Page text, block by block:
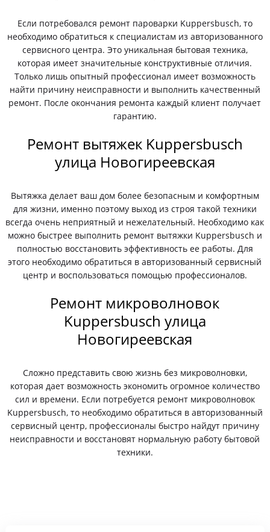
Если потребовался ремонт пароварки Kuppersbusch, то
необходимо обратиться к специалистам из авторизованного
сервисного центра. Это уникальная бытовая техника,
которая имеет значительные конструктивные отличия.
Только лишь опытный профессионал имеет возможность
найти причину неисправности и выполнить качественный
ремонт. После окончания ремонта каждый клиент получает
гарантию.
Ремонт вытяжек Kuppersbusch
улица Новогиреевская
Вытяжка делает ваш дом более безопасным и комфортным
для жизни, именно поэтому выход из строя такой техники
всегда очень неприятный и нежелательный. Необходимо как
можно быстрее выполнить ремонт вытяжки Kuppersbusch и
полностью восстановить эффективность ее работы. Для
этого необходимо обратиться в авторизованный сервисный
центр и воспользоваться помощью профессионалов.
Ремонт микроволновок
Kuppersbusch улица
Новогиреевская
Сложно представить свою жизнь без микроволновки,
которая дает возможность экономить огромное количество
сил и времени. Если потребуется ремонт микроволновок
Kuppersbusch, то необходимо обратиться в авторизованный
сервисный центр, профессионалы быстро найдут причину
неисправности и восстановят нормальную работу бытовой
техники.